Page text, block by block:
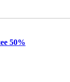
50%